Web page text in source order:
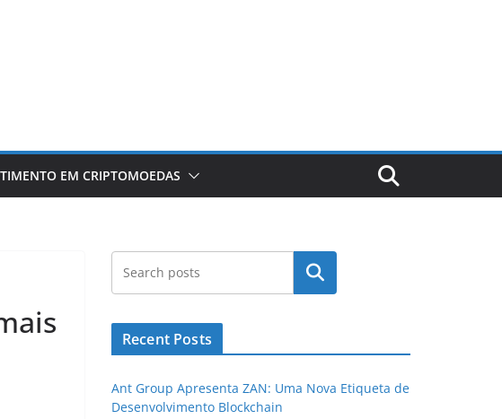
EM CRIPTOMOEDAS
Pesquisar
Recent Posts
Ant Group Apresenta ZAN: Uma Nova Etiqueta de
Desenvolvimento Blockchain